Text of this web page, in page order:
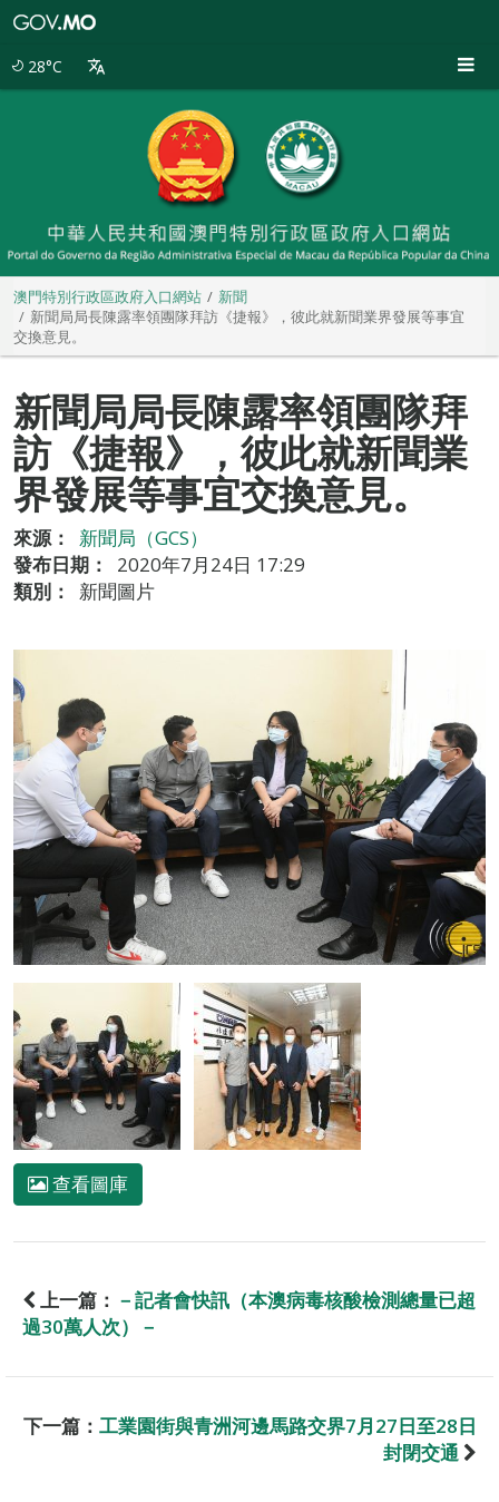
28°C
澳門特別行政區政府入口網站
新聞
新聞局局長陳露率領團隊拜訪《捷報》，彼此就新聞業界發展等事宜
交換意見。
新聞局局長陳露率領團隊拜
訪《捷報》，彼此就新聞業
界發展等事宜交換意見。
來源：
新聞局（GCS）
發布日期：
2020年7月24日 17:29
類別：
新聞圖片
查看圖庫
上一篇： －記者會快訊（本澳病毒核酸檢測總量已超
過30萬人次）－
下一篇： 工業園街與青洲河邊馬路交界7月27日至28日
封閉交通